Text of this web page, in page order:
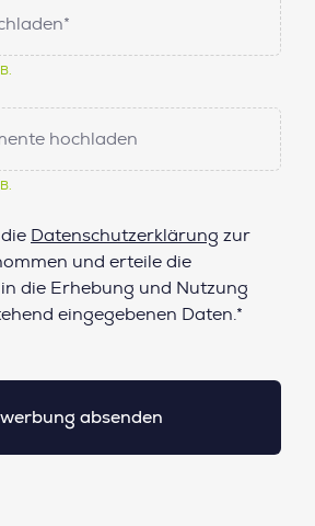
hochladen
Datenschutzerklärung zur
und erteile die
die Erhebung und Nutzung
eingegebenen Daten.*